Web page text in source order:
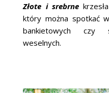
Złote i srebrne
który można spotkać
bankietowych czy
weselnych.